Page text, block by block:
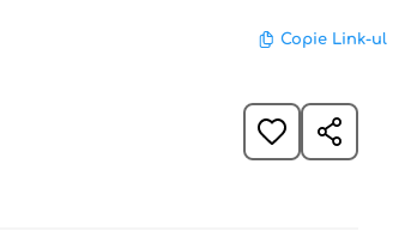
Copie Link-ul